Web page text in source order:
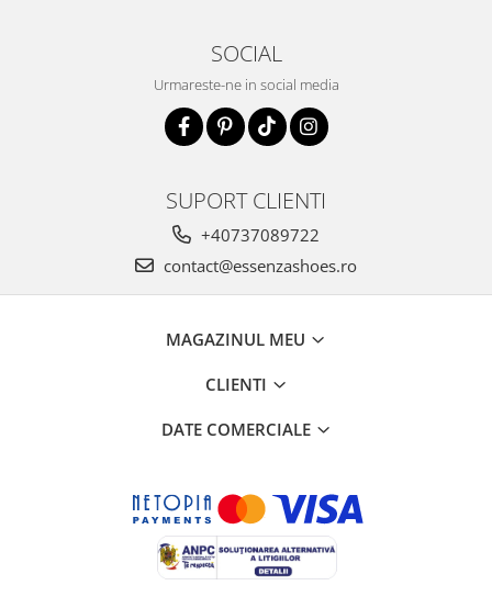
SOCIAL
Urmareste-ne in social media
SUPORT CLIENTI
+40737089722
contact@essenzashoes.ro
MAGAZINUL MEU
CLIENTI
DATE COMERCIALE